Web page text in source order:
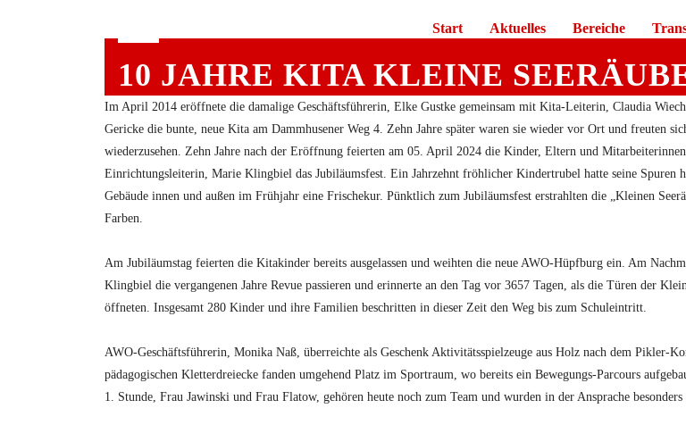
Start Aktuelles Bereiche
10 JAHRE KITA KLEINE
Im April 2014 eröffnete die damalige Geschäftsführerin, Elke Gustke gemeinsam mit Kita-Leiterin, Claudia
Gericke die bunte, neue Kita am Dammhusener Weg 4. Zehn Jahre später waren sie wieder vor Ort und freuten
wiederzusehen. Zehn Jahre nach der Eröffnung feierten am 05. April 2024 die Kinder, Eltern und
Einrichtungsleiterin, Marie Klingbiel das Jubiläumsfest. Ein Jahrzehnt fröhlicher Kindertrubel hatte seine Spuren
Gebäude innen und außen im Frühjahr eine Frischekur. Pünktlich zum Jubiläumsfest erstrahlten die „Kleinen
Farben.
Am Jubiläumstag feierten die Kitakinder bereits ausgelassen und weihten die neue AWO-Hüpfburg ein. Am
Klingbiel die vergangenen Jahre Revue passieren und erinnerte an den Tag vor 3657 Tagen, als die Türen der
öffneten. Insgesamt 280 Kinder und ihre Familien beschritten in dieser Zeit den Weg bis zum Schuleintritt.
AWO-Geschäftsführerin, Monika Naß, überreichte als Geschenk Aktivitätsspielzeuge aus Holz nach dem Pikler-
pädagogischen Kletterdreiecke fanden umgehend Platz im Sportraum, wo bereits ein Bewegungs-Parcours
1. Stunde, Frau Jawinski und Frau Flatow, gehören heute noch zum Team und wurden in der Ansprache besonders